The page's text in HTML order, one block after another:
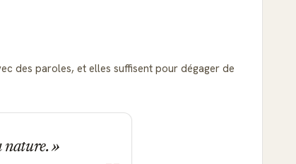
des paroles, et elles suffisent pour dégager de
nature.